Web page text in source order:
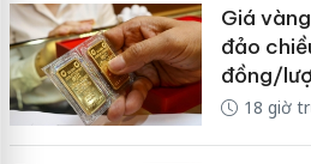
Giá
đảo
đồng/
18 giờ